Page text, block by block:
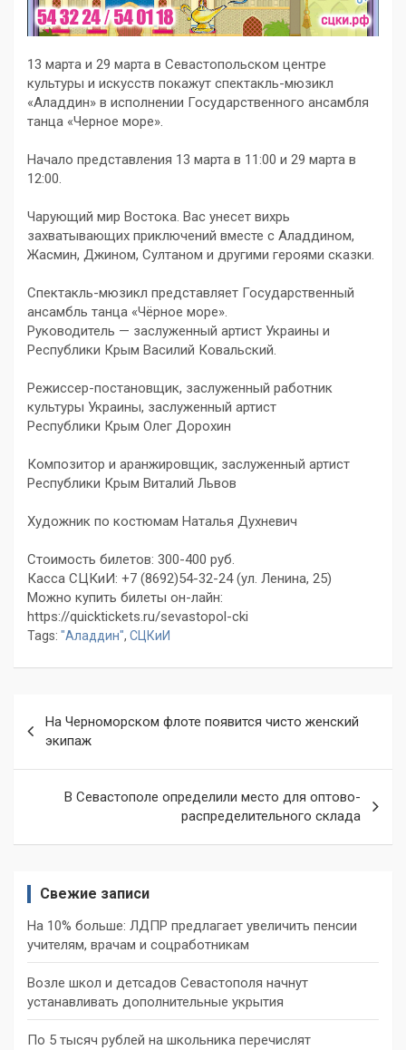
13 марта и 29 марта в Севастопольском центре
культуры и искусств покажут спектакль-мюзикл
«Аладдин» в исполнении Государственного ансамбля
танца «Черное море».
Начало представления 13 марта в 11:00 и 29 марта в
12:00.
Чарующий мир Востока. Вас унесет вихрь
захватывающих приключений вместе с Аладдином,
Жасмин, Джином, Султаном и другими героями сказки.
Спектакль-мюзикл представляет Государственный
ансамбль танца «Чёрное море».
Руководитель — заслуженный артист Украины и
Республики Крым Василий Ковальский.
Режиссер-постановщик, заслуженный работник
культуры Украины, заслуженный артист
Республики Крым Олег Дорохин
Композитор и аранжировщик, заслуженный артист
Республики Крым Виталий Львов
Художник по костюмам Наталья Духневич
Стоимость билетов: 300-400 руб.
Касса СЦКиИ: +7 (8692)54-32-24 (ул. Ленина, 25)
Можно купить билеты он-лайн:
https://quicktickets.ru/sevastopol-cki
Tags: "Аладдин", СЦКиИ
по
записям
На Черноморском флоте появится чисто женский
экипаж
В Севастополе определили место для оптово-
распределительного склада
Свежие записи
На 10% больше: ЛДПР предлагает увеличить пенсии
учителям, врачам и соцработникам
Возле школ и детсадов Севастополя начнут
устанавливать дополнительные укрытия
По 5 тысяч рублей на школьника перечислят